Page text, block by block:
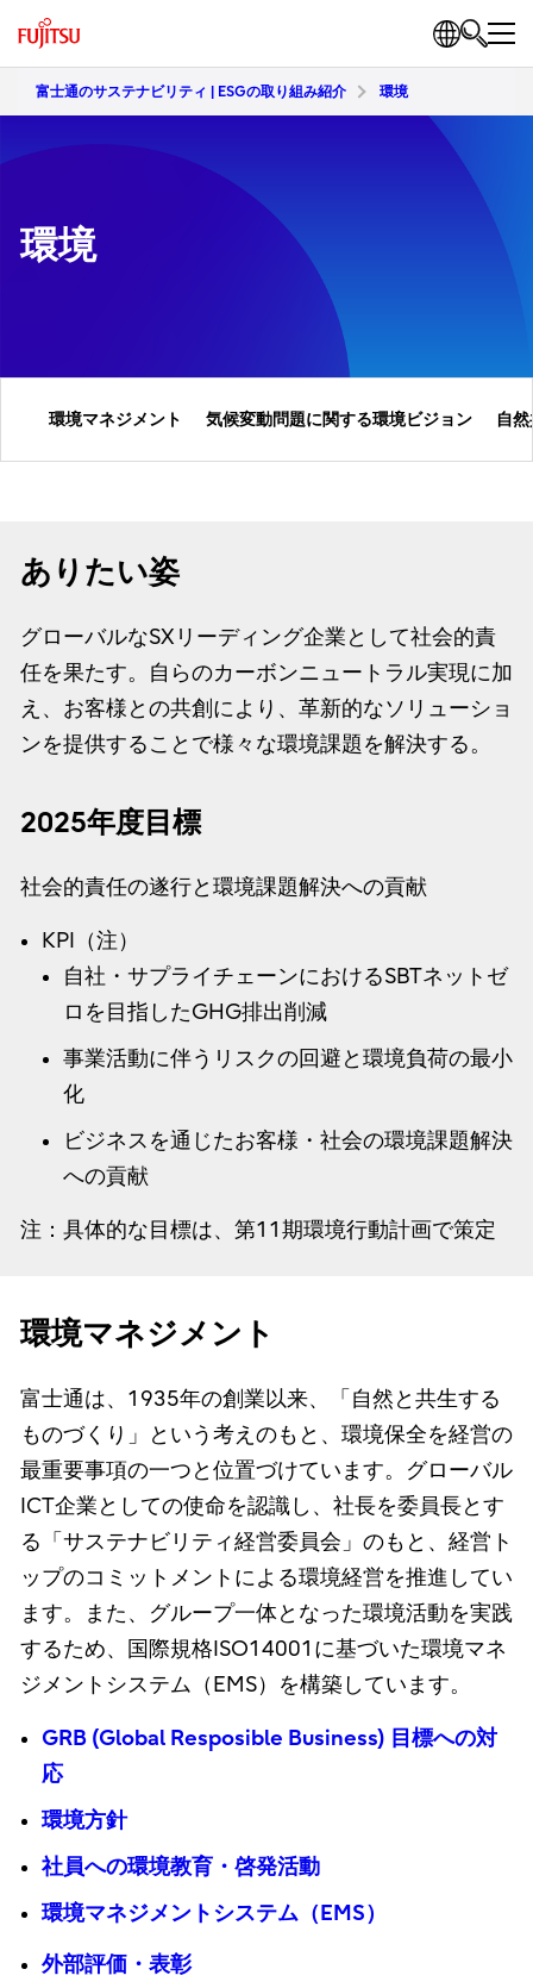
富士通のサステナビリティ | ESGの取り組み紹介 環境
環境
環境マネジメント 気候変動問題に関する環境ビジョン 自
ありたい姿
グローバルなSXリーディング企業として社会的責
任を果たす。自らのカーボンニュートラル実現に加
え、お客様との共創により、革新的なソリューショ
ンを提供することで様々な環境課題を解決する。
2025年度目標
社会的責任の遂行と環境課題解決への貢献
KPI（注）
自社・サプライチェーンにおけるSBTネットゼ
ロを目指したGHG排出削減
事業活動に伴うリスクの回避と環境負荷の最小
化
ビジネスを通じたお客様・社会の環境課題解決
への貢献
注：具体的な目標は、第11期環境行動計画で策定
環境マネジメント
富士通は、1935年の創業以来、「自然と共生する
ものづくり」という考えのもと、環境保全を経営の
最重要事項の一つと位置づけています。グローバル
ICT企業としての使命を認識し、社長を委員長とす
る「サステナビリティ経営委員会」のもと、経営ト
ップのコミットメントによる環境経営を推進してい
ます。また、グループ一体となった環境活動を実践
するため、国際規格ISO14001に基づいた環境マネ
ジメントシステム（EMS）を構築しています。
GRB (Global Resposible Business) 目標への対
応
環境方針
社員への環境教育・啓発活動
環境マネジメントシステム（EMS）
外部評価・表彰